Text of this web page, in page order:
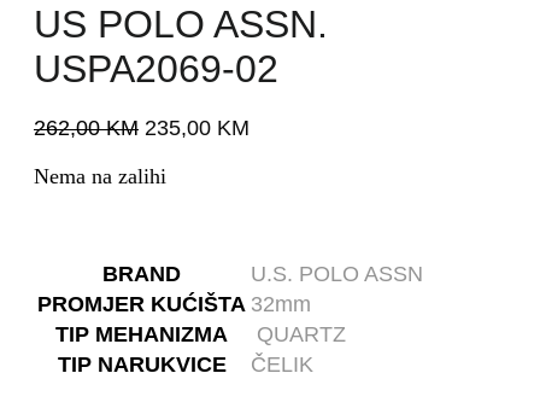
US POLO ASSN.
USPA2069-02
262,00KM 235,00 KM
Nema na zalihi
BRAND
U.S. POLO ASSN
PROMJER KUĆIŠTA 32mm
TIP MEHANIZMA
QUARTZ
TIP NARUKVICE
ČELIK